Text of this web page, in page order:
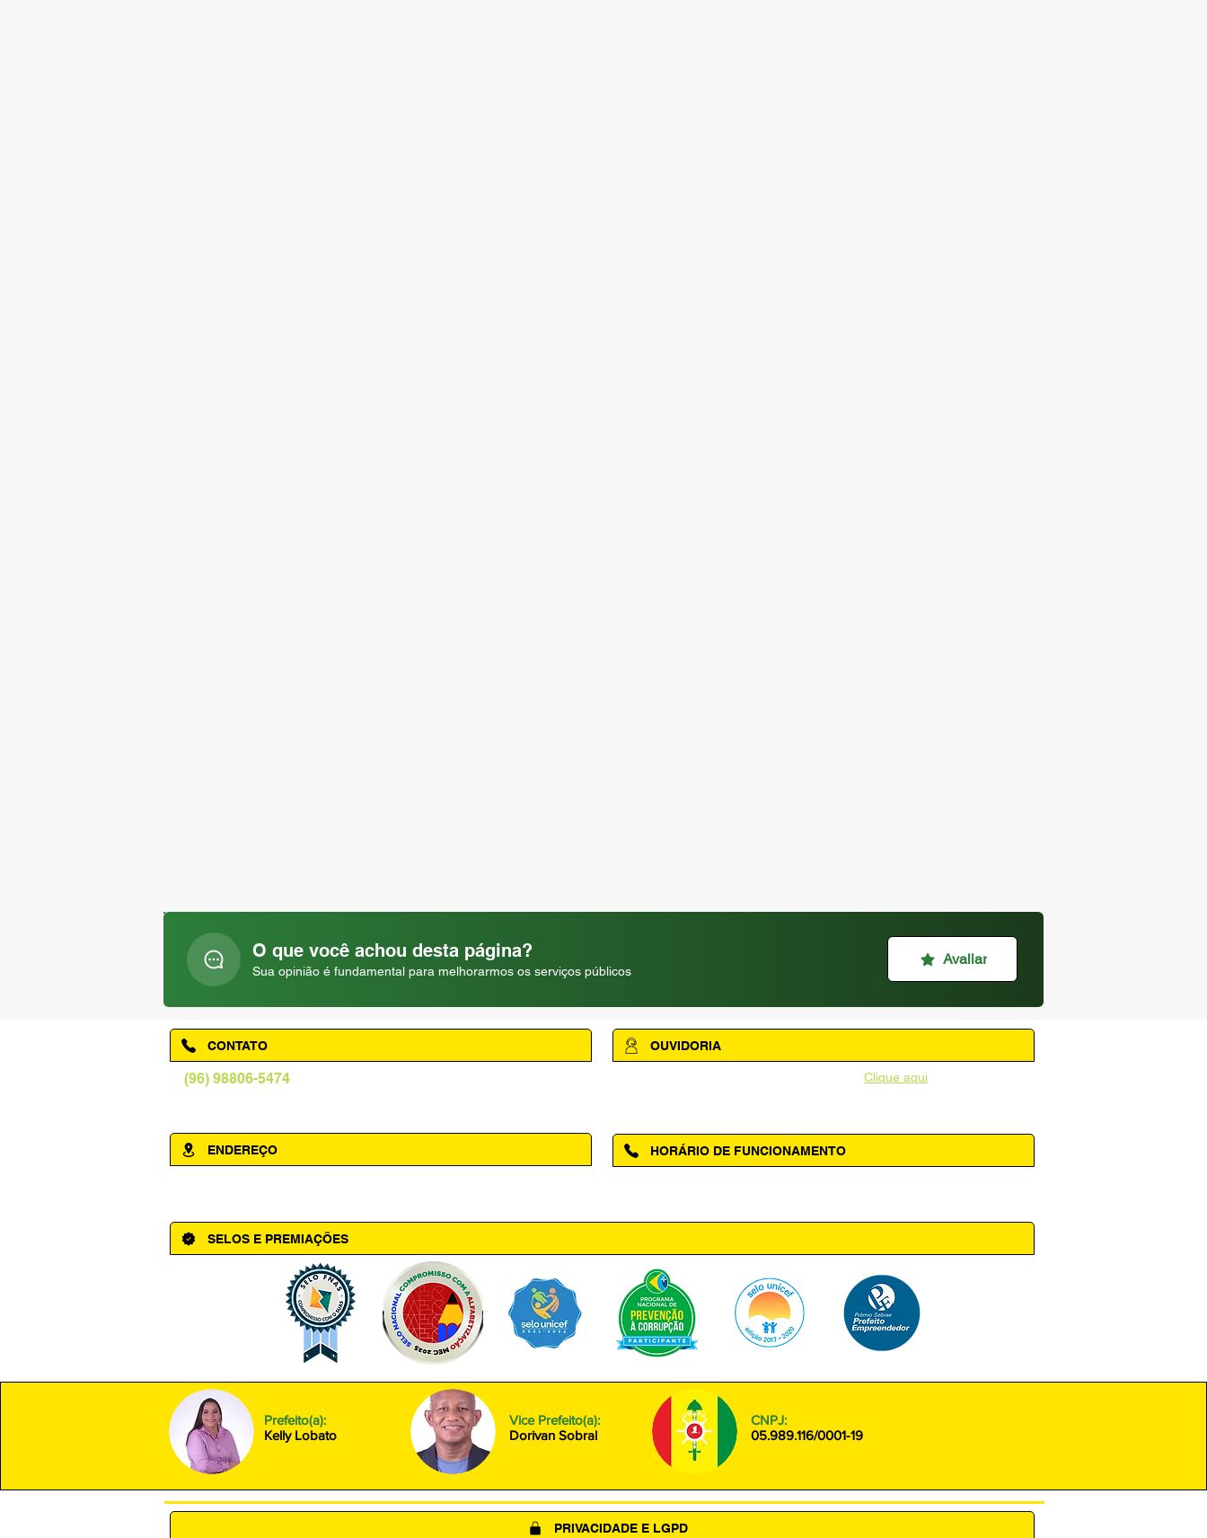
O que você achou desta página?
Sua opinião é fundamental para melhorarmos os serviços públicos
Avaliar
(96) 98806-5474
CONTATO
ENDEREÇO
Clique aqui
OUVIDORIA
HORÁRIO DE FUNCIONAMENTO
SELOS E PREMIAÇÕES
Prefeito(a):
Kelly Lobato
Vice Prefeito(a):
Dorivan Sobral
CNPJ:
05.989.116/0001-19
PRIVACIDADE E LGPD